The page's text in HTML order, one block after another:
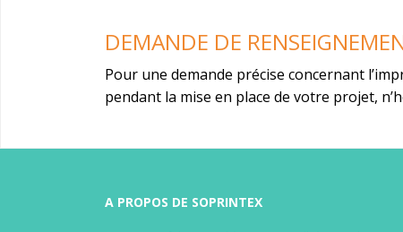
Étiquettes adhésives en planche A4,
DEMANDE DE
Pour une demande précise concernant
pendant la mise en place de votre projet,
A PROPOS DE SOPRINTEX